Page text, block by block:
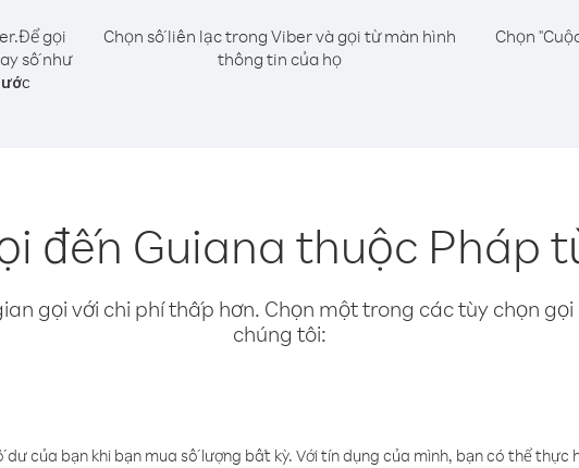
Để gọi
số như
Chọn số liên lạc trong Viber và gọi từ màn hình
thông tin của họ
Chọn
đến Guiana thuộc Pháp
gọi với chi phí thấp hơn. Chọn một trong các tùy chọn
chúng tôi:
của bạn khi bạn mua số lượng bất kỳ. Với tín dụng của mình, bạn có thể thực